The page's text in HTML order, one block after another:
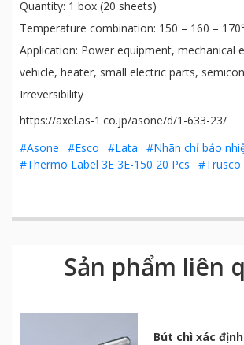
Quantity: 1 box (20 sheets)
Temperature combination: 150 – 160 –
Application: Power equipment, mechanical
vehicle, heater, small electric parts,
Irreversibility
https://axel.as-1.co.jp/asone/d/1-633-23/
#Asone
#Esco #Lata
#Nhãn chỉ báo
#Thermo Label 3E 3E-150 20 Pcs
#Trusco
Sản phẩm liên
Bút chì xác